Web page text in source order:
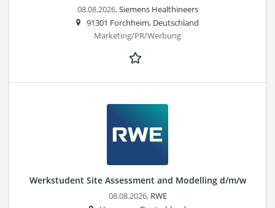
08.08.2026,Siemens Healthineers
91301 Forchheim, Deutschland
Marketing/PR/Werbung
Werkstudent Site Assessment and Modelling d/m/w
08.08.2026, RWE